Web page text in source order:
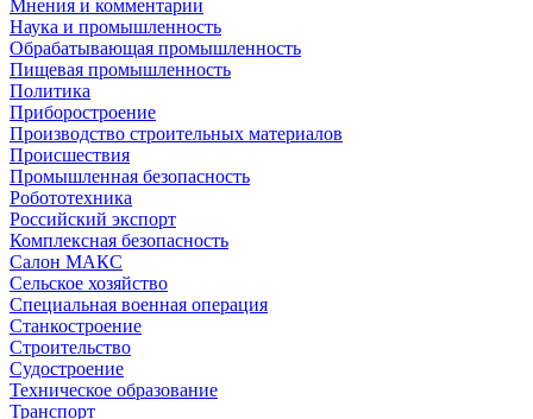
Мнения и комментарии
Наука и промышленность
Обрабатывающая промышленность
Пищевая промышленность
Политика
Приборостроение
Производство строительных материалов
Происшествия
Промышленная безопасность
Робототехника
Российский экспорт
Комплексная безопасность
Салон МАКС
Сельское хозяйство
Специальная военная операция
Станкостроение
Строительство
Судостроение
Техническое образование
Транспорт